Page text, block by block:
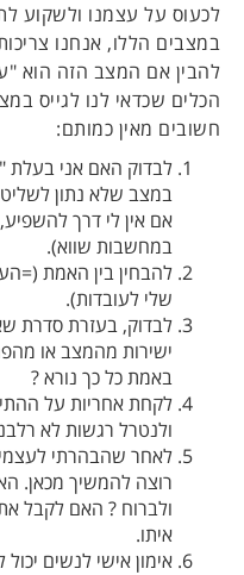
לכעוס על עצמנו ולשקוע
במצבים הללו, אנחנו
להבין אם המצב הזה הוא
הכלים שכדאי לנו לגייס
חשובים מאין כמותם:
לבדוק האם אני
במצב שלא נתון
אם אין לי דרך
במחשבות שווא).
להבחין בין האמת
שלי לעובדות).
לבדוק, בעזרת סדרת
ישירות מהמצב או
באמת כל כך נורא ?
לקחת אחריות על
ולנטרל רגשות לא
לאחר שהבהרתי
רוצה להמשיך מכאן.
ולברוח ? האם לקבל
איתו.
אימון אישי לנשים